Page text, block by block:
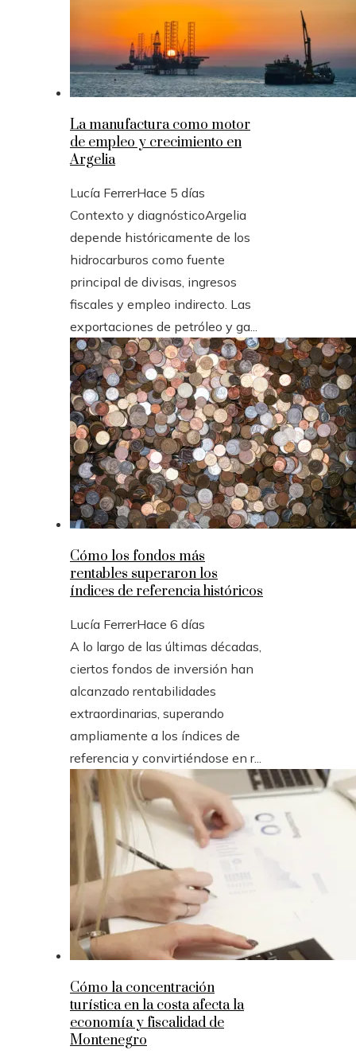
La manufactura como motor
de empleo y crecimiento en
Argelia
Lucía FerrerHace 5 días
Contexto y diagnósticoArgelia
depende históricamente de los
hidrocarburos como fuente
principal de divisas, ingresos
fiscales y empleo indirecto. Las
exportaciones de petróleo y ga...
Cómo los fondos más
rentables superaron los
índices de referencia históricos
Lucía FerrerHace 6 días
A lo largo de las últimas décadas,
ciertos fondos de inversión han
alcanzado rentabilidades
extraordinarias, superando
ampliamente a los índices de
referencia y convirtiéndose en r...
Cómo la concentración
turística en la costa afecta la
economía y fiscalidad de
Montenegro